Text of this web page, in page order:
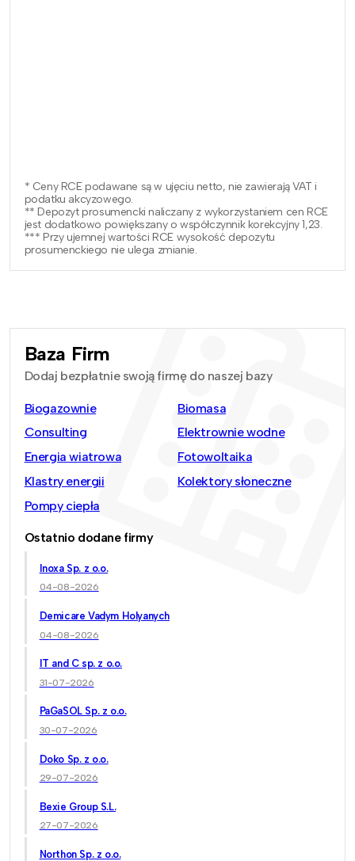
* Ceny RCE podawane są w ujęciu netto, nie zawierają VAT i
podatku akcyzowego.
** Depozyt prosumencki naliczany z wykorzystaniem cen RCE
jest dodatkowo powiększany o współczynnik korekcyjny 1,23.
*** Przy ujemnej wartości RCE wysokość depozytu
prosumenckiego nie ulega zmianie.
Baza Firm
Dodaj bezpłatnie swoją firmę do naszej bazy
Biogazownie
Biomasa
Consulting
Elektrownie wodne
Energia wiatrowa
Fotowoltaika
Klastry energii
Kolektory słoneczne
Pompy ciepła
Ostatnio dodane firmy
Inoxa Sp. z o.o.
04-08-2026
Demicare Vadym Holyanych
04-08-2026
IT and C sp. z o.o.
31-07-2026
PaGaSOL Sp. z o.o.
30-07-2026
Doko Sp. z o.o.
29-07-2026
Bexie Group S.L.
27-07-2026
Northon Sp. z o.o.